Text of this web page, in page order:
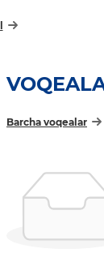
Barcha voqealar